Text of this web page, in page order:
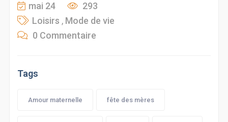
mai 24
293
Loisirs , Mode de vie
0 Commentaire
Tags
Amour maternelle fête des mères